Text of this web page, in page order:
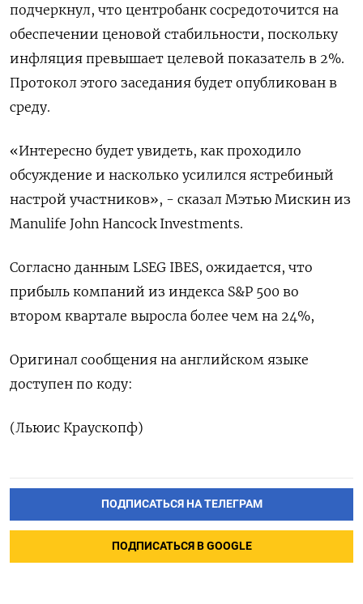
подчеркнул, что центробанк сосредоточится на
обеспечении ценовой стабильности, поскольку
инфляция превышает целевой показатель в 2%. ​
Протокол этого заседания ⁠будет опубликован в
среду.
«Интересно будет увидеть, как проходило
обсуждение и насколько усилился ястребиный
настрой участников», - ‌сказал Мэтью Мискин из
Manulife John Hancock Investments.
Согласно данным LSEG ‌IBES, ожидается, что
прибыль компаний из индекса S&P 500 во
втором ​квартале выросла более чем на 24%,
Оригинал сообщения на ‌английском языке
доступен по коду:
(Льюис Краускопф)
ПОДПИСАТЬСЯ НА ТЕЛЕГРАМ
ПОДПИСАТЬСЯ В GOOGLE